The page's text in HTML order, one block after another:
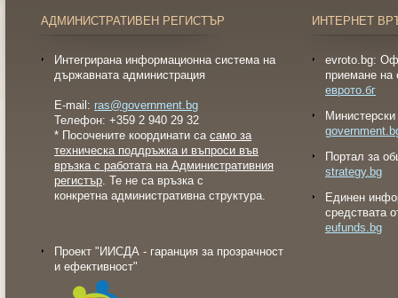
АДМИНИСТРАТИВЕН РЕГИСТЪР
Интегрирана информационна система на
държавната администрация
E-mail: ras@government.bg
Телефон: +359 2 940 29 32
* Посочените координати са само за
техническа поддръжка и въпроси във
връзка с работата на Административния
регистър. Те не са връзка с
конкретна административна структура.
Проект "ИИСДА - гаранция за прозрачност
и ефективност"
ИНТЕРНЕТ
evroto.bg:
приемане на
еврото.бг
Портал за
strategy.bg
Eдинен
средствата
eufunds.bg